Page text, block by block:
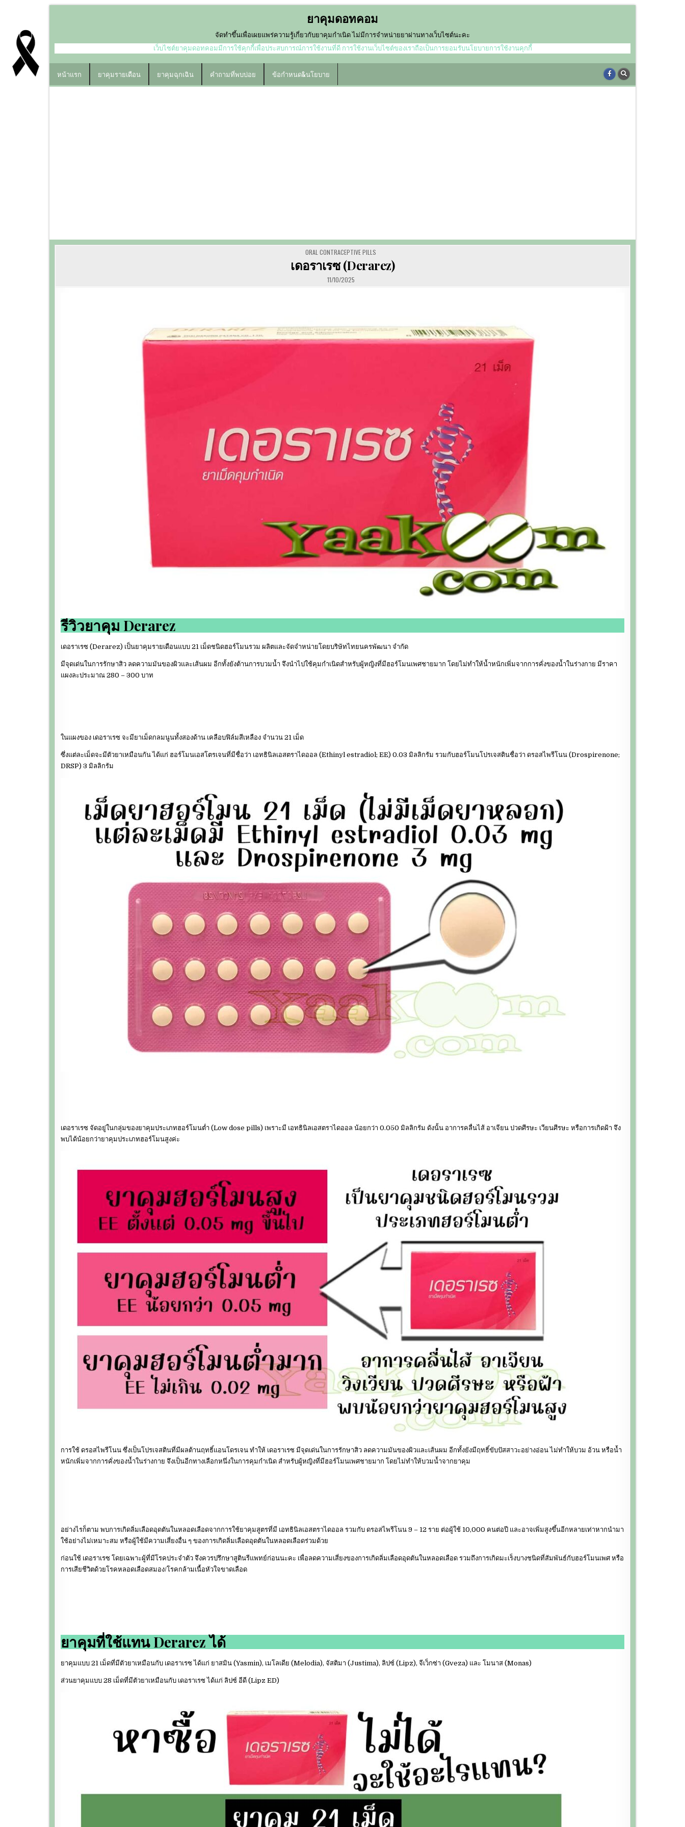
content
ยาคุมดอทคอม
จัดทำขึ้นเพื่อเผยแพร่ความรู้เกี่ยวกับยาคุมกำเนิด ไม่มีการจำหน่ายยาผ่านทางเว็บไซต์นะคะ
เว็บไซต์ยาคุมดอทคอมมีการใช้คุกกี้เพื่อประสบการณ์การใช้งานที่ดี การใช้งานเว็บไซต์ของเราถือเป็นการยอมรับนโยบายการใช้งานคุกกี้
หน้าแรก ยาคุมรายเดือน ยาคุมฉุกเฉิน คำถามที่พบบ่อย ข้อกำหนด&นโยบาย
POSTED
IN
ORAL CONTRACEPTIVE PILLS
เดอราเรซ (Derarez)
11/10/2025
รีวิวยาคุม Derarez
เดอราเรซ (Derarez) เป็นยาคุมรายเดือนแบบ 21 เม็ดชนิดฮอร์โมนรวม ผลิตและจัดจำหน่ายโดยบริษัทไทยนครพัฒนา จำกัด
มีจุดเด่นในการรักษาสิว ลดความมันของผิวและเส้นผม อีกทั้งยังต้านการบวมน้ำ จึงนำไปใช้คุมกำเนิดสำหรับผู้หญิงที่มีฮอร์โมนเพศชายมาก โดยไม่ทำให้น้ำหนักเพิ่มจากการคั่งของน้ำในร่างกาย มีราคา
แผงละประมาณ 280 – 300 บาท
ในแผงของ เดอราเรซ จะมียาเม็ดกลมนูนทั้งสองด้าน เคลือบฟิล์มสีเหลือง จำนวน 21 เม็ด
ซึ่งแต่ละเม็ดจะมีตัวยาเหมือนกัน ได้แก่ ฮอร์โมนเอสโตรเจนที่มีชื่อว่า เอทธินิลเอสตราไดออล (Ethinyl estradiol; EE) 0.03 มิลลิกรัม รวมกับฮอร์โมนโปรเจสตินชื่อว่า ดรอสไพรีโนน (Drospirenone;
DRSP) 3 มิลลิกรัม
เดอราเรซ จัดอยู่ในกลุ่มของยาคุมประเภทฮอร์โมนต่ำ (Low dose pills) เพราะมี เอทธินิลเอสตราไดออล น้อยกว่า 0.050 มิลลิกรัม ดังนั้น อาการคลื่นไส้ อาเจียน ปวดศีรษะ เวียนศีรษะ หรือการเกิดฝ้า จึง
พบได้น้อยกว่ายาคุมประเภทฮอร์โมนสูงค่ะ
การใช้ ดรอสไพรีโนน ซึ่งเป็นโปรเจสตินที่มีผลต้านฤทธิ์แอนโดรเจน ทำให้ เดอราเรซ มีจุดเด่นในการรักษาสิว ลดความมันของผิวและเส้นผม อีกทั้งยังมีฤทธิ์ขับปัสสาวะอย่างอ่อน ไม่ทำให้บวม อ้วน หรือน้ำ
หนักเพิ่มจากการคั่งของน้ำในร่างกาย จึงเป็นอีกทางเลือกหนึ่งในการคุมกำเนิด สำหรับผู้หญิงที่มีฮอร์โมนเพศชายมาก โดยไม่ทำให้บวมน้ำจากยาคุม
อย่างไรก็ตาม พบการเกิดลิ่มเลือดอุดตันในหลอดเลือดจากการใช้ยาคุมสูตรที่มี เอทธินิลเอสตราไดออล รวมกับ ดรอสไพรีโนน 9 – 12 ราย ต่อผู้ใช้ 10,000 คนต่อปี และอาจเพิ่มสูงขึ้นอีกหลายเท่าหากนำมา
ใช้อย่างไม่เหมาะสม หรือผู้ใช้มีความเสี่ยงอื่น ๆ ของการเกิดลิ่มเลือดอุดตันในหลอดเลือดร่วมด้วย
ก่อนใช้ เดอราเรซ โดยเฉพาะผู้ที่มีโรคประจำตัว จึงควรปรึกษาสูตินรีแพทย์ก่อนนะคะ เพื่อลดความเสี่ยงของการเกิดลิ่มเลือดอุดตันในหลอดเลือด รวมถึงการเกิดมะเร็งบางชนิดที่สัมพันธ์กับฮอร์โมนเพศ หรือ
การเสียชีวิตด้วยโรคหลอดเลือดสมอง/โรคกล้ามเนื้อหัวใจขาดเลือด
ยาคุมที่ใช้แทน Derarez ได้
ยาคุมแบบ 21 เม็ดที่มีตัวยาเหมือนกับ เดอราเรซ ได้แก่ ยาสมิน (Yasmin), เมโลเดีย (Melodia), จัสติมา (Justima), ลิปซ์ (Lipz), จีเว็กซ่า (Gveza) และ โมนาส (Monas)
ส่วนยาคุมแบบ 28 เม็ดที่มีตัวยาเหมือนกับ เดอราเรซ ได้แก่ ลิปซ์ อีดี (Lipz ED)